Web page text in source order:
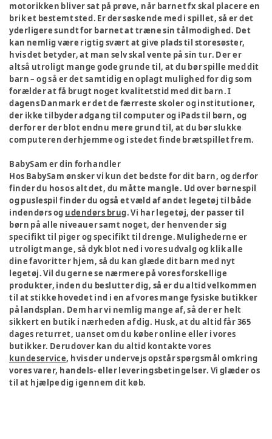
motorikken bliver sat på prøve, når barnet fx skal placere en
brik et bestemt sted. Er der søskende med i spillet, så er det
yderligere sundt for barnet at træne sin tålmodighed. Det
kan nemlig være rigtig svært at give plads til storesøster,
hvis det betyder, at man selv skal vente på sin tur. Der er
altså utroligt mange gode grunde til, at du bør spille med dit
barn – og så er det samtidig en oplagt mulighed for dig som
forælder at få brugt noget kvalitetstid med dit barn. I
dagens Danmark er det de færreste skoler og institutioner,
der ikke tilbyder adgang til computer og iPads til børn, og
derfor er der blot endnu mere grund til, at du bør slukke
computeren derhjemme og i stedet finde brætspillet frem.
BabySam er din forhandler
Hos BabySam ønsker vi kun det bedste for dit barn, og derfor
finder du hos os alt det, du måtte mangle. Ud over børnespil
og puslespil finder du også et væld af andet legetøj til både
indendørs og udendørs brug. Vi har legetøj, der passer til
børn på alle niveauer samt noget, der henvender sig
specifikt til piger og specifikt til drenge. Mulighederne er
utroligt mange, så dyk blot ned i vores udvalg og klik alle
dine favoritter hjem, så du kan glæde dit barn med nyt
legetøj. Vil du gerne se nærmere på vores forskellige
produkter, inden du beslutter dig, så er du altid velkommen
til at stikke hovedet ind i en af vores mange fysiske butikker
på landsplan. Dem har vi nemlig mange af, så der er helt
sikkert en butik i nærheden af dig. Husk, at du altid får 365
dages returret, uanset om du køber online eller i vores
butikker. Derudover kan du altid kontakte vores
kundeservice, hvis der undervejs opstår spørgsmål omkring
vores varer, handels- eller leveringsbetingelser. Vi glæder os
til at hjælpe dig igennem dit køb.